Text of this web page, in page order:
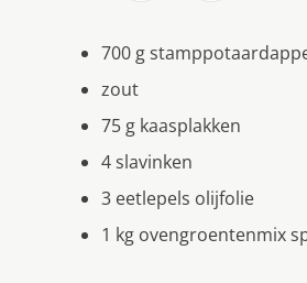
700 g
zout
75 g kaasplakken
4 slavinken
3 eetlepels olijfolie
1 kg ovengroentenmix